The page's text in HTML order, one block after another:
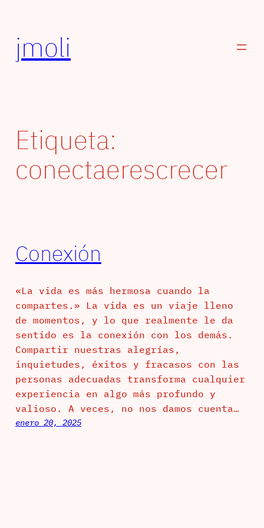
contenido
jmoli
Etiqueta:
conectaerescrecer
Conexión
«La vida es más hermosa cuando la
compartes.» La vida es un viaje lleno
de momentos, y lo que realmente le da
sentido es la conexión con los demás.
Compartir nuestras alegrías,
inquietudes, éxitos y fracasos con las
personas adecuadas transforma cualquier
experiencia en algo más profundo y
valioso. A veces, no nos damos cuenta…
enero 20, 2025